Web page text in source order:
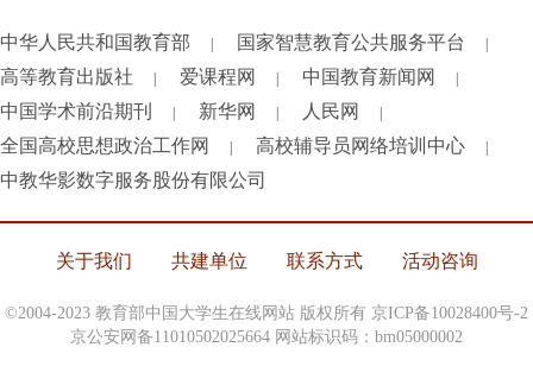
中华人民共和国教育部 国家智慧教育公共服务平台
高等教育出版社 爱课程网 中国教育新闻网
中国学术前沿期刊 新华网 人民网
全国高校思想政治工作网 高校辅导员网络培训中心
中教华影数字服务股份有限公司
关于我们 共建单位 联系方式 活动咨询
©2004-2023 教育部中国大学生在线网站 版权所有 京ICP备10028400号-2
京公安网备11010502025664 网站标识码：bm05000002